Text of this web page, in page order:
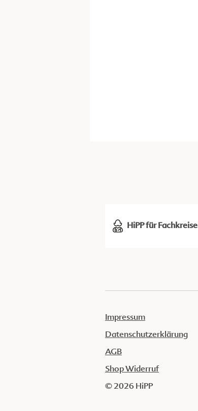
HiPP für Fachkreise
Impressum
Datenschutzerklärung
AGB
Shop Widerruf
© 2026 HiPP